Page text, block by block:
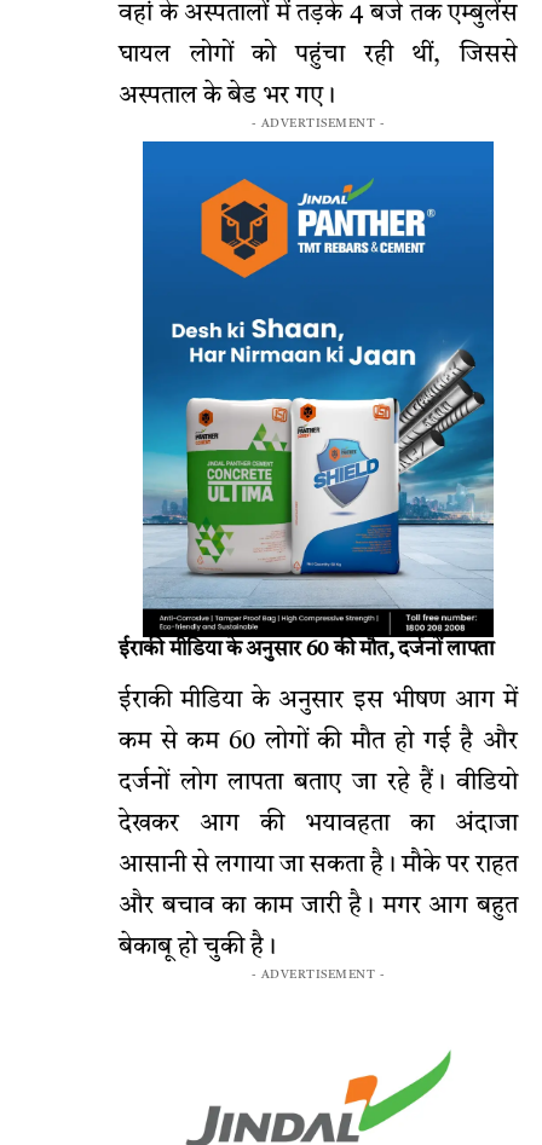
वहां के अस्पतालों में तड़के 4 बजे तक एम्बुलेंस
घायल लोगों को पहुंचा रही थीं, जिससे
अस्पताल के बेड भर गए।
- ADVERTISEMENT -
ईराकी मीडिया के अनुसार 60 की मौत, दर्जनों लापता
ईराकी मीडिया के अनुसार इस भीषण आग में
कम से कम 60 लोगों की मौत हो गई है और
दर्जनों लोग लापता बताए जा रहे हैं। वीडियो
देखकर आग की भयावहता का अंदाजा
आसानी से लगाया जा सकता है। मौके पर राहत
और बचाव का काम जारी है। मगर आग बहुत
बेकाबू हो चुकी है।
- ADVERTISEMENT -